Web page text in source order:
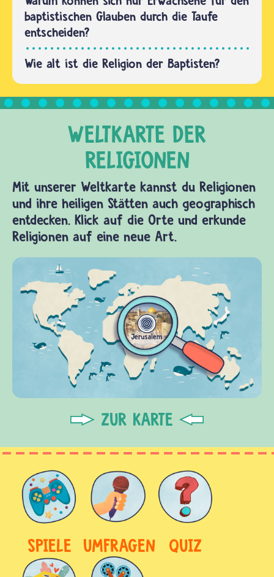
baptistischen Glauben durch die Taufe
entscheiden?
Wie alt ist die Religion der Baptisten?
Mit unserer Weltkarte kannst du Religionen
und ihre heiligen Stätten auch geographisch
entdecken. Klick auf die Orte und erkunde
Religionen auf eine neue Art.
ZUR KARTE
SPIELE UMFRAGEN QUIZ